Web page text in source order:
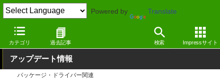
Powered by Translate
カテゴリ 過去記事 検索 Impressサイト
窓の杜 その他の話題 アップデート
アップデート情報
パッケージ・ドライバー関連